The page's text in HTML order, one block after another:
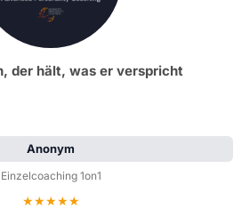
der hält, was er verspricht
Anonym
Einzelcoaching 1on1
Bewertung: 5 von 5 Sternen